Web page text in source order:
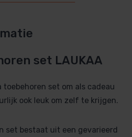
set LAUKAA
toebehoren set om als cadeau
ook leuk om zelf te krijgen.
set bestaat uit een gevarieerd